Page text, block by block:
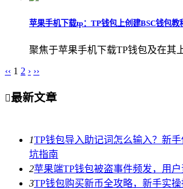
苹果手机下载tp：TP钱包上创建BSC钱包教
聚焦于苹果手机下载TP钱包及在其
‹‹ 1 2 › ››
最新文章
1TP钱包导入助记词怎么输入？新
坑指南
2苹果端TP钱包被盗事件频发，用
3TP钱包购买新币全攻略，新手实